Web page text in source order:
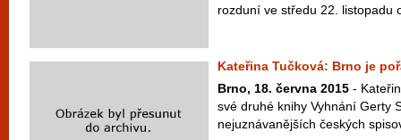
rozduní ve středu 22. listopadu
Kateřina Tučková: Brno je
Brno, 18. června 2015 -
své druhé knihy Vyhnání Gerty
nejuznávanějších českých